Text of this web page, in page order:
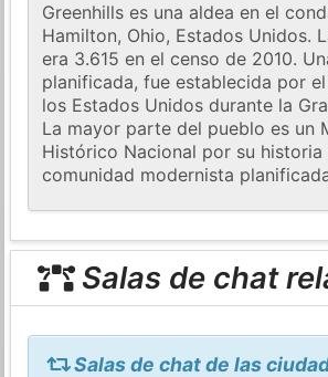
Greenhills es una aldea en el
Hamilton, Ohio, Estados Unidos.
era 3.615 en el censo de 2010.
planificada, fue establecida por
los Estados Unidos durante la
La mayor parte del pueblo es un
Histórico Nacional por su historia
comunidad modernista
Salas de chat
Salas de chat de las